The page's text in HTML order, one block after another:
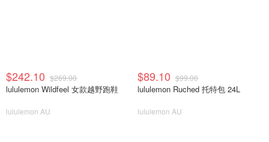
$242.10 $269.00
lululemon Wildfeel 女款越野跑鞋
lululemon AU
$89.10 $99.00
lululemon Ruched 托特包 24L
lululemon AU